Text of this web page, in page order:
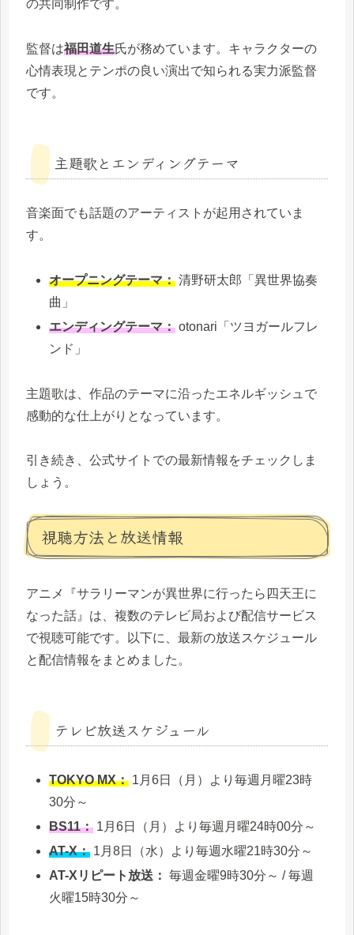
の共同制作です。
監督は福田道生氏が務めています。キャラクターの
心情表現とテンポの良い演出で知られる実力派監督
です。
主題歌とエンディングテーマ
音楽面でも話題のアーティストが起用されていま
す。
オープニングテーマ： 清野研太郎「異世界協奏
曲」
エンディングテーマ： otonari「ツヨガールフレ
ンド」
主題歌は、作品のテーマに沿ったエネルギッシュで
感動的な仕上がりとなっています。
引き続き、公式サイトでの最新情報をチェックしま
しょう。
視聴方法と放送情報
アニメ『サラリーマンが異世界に行ったら四天王に
なった話』は、複数のテレビ局および配信サービス
で視聴可能です。以下に、最新の放送スケジュール
と配信情報をまとめました。
テレビ放送スケジュール
TOKYO MX： 1月6日（月）より毎週月曜23時
30分～
BS11： 1月6日（月）より毎週月曜24時00分～
AT-X： 1月8日（水）より毎週水曜21時30分～
AT-Xリピート放送： 毎週金曜9時30分～ / 毎週
火曜15時30分～